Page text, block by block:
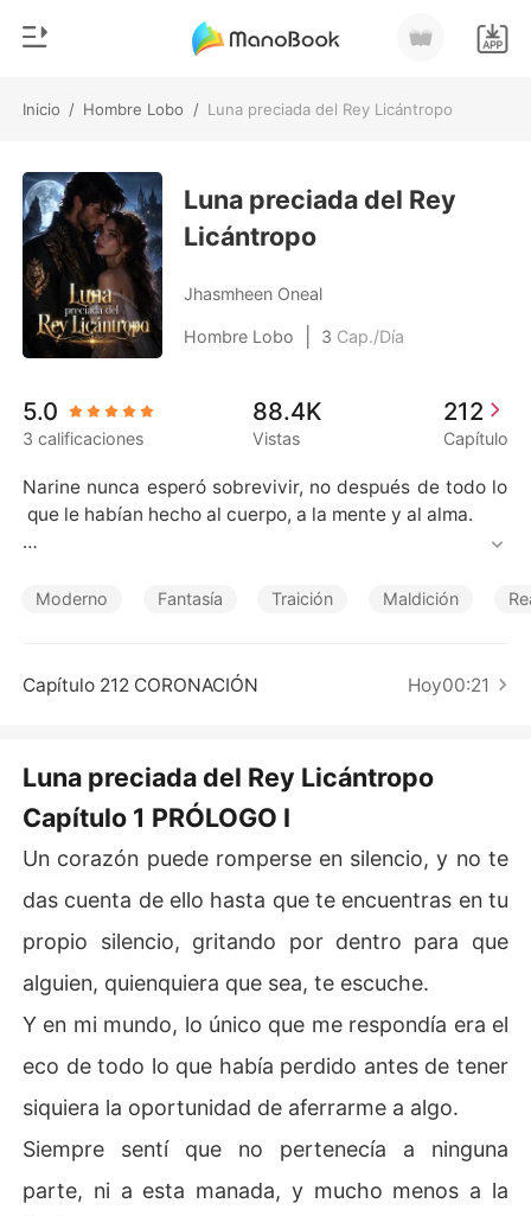
Inicio / Hombre Lobo / Luna preciada del Rey Licántropo
Recargar
Historia
Salir
Instalar APP
Género
Moderno
Hombre Lobo
Cuentos
Urbano
Luna preciada del Rey
Licántropo
Jhasmheen Oneal
Hombre Lobo 3 Cap./Día
5.0
3 calificaciones
88.4K
Vistas
212
Capítulo
Narine nunca esperó sobrevivir, no después de todo lo
que le habían hecho al cuerpo, a la mente y al alma.
e quedó bajo la protección de un hombre al que apenas
eja, Sargis había pasado años buscando a la compañer
a que el destino le había prometido. Nunca imaginó que
No quiso enamorarse de ella, pero lo hizo, rápida y prof
de permitir que alguien volviera a hacerle daño.
onvirtió poco a poco en algo íntimo y real.
Mientras la Corte murmuraba, el pasado los perseguía y
el futuro de ambos pendía de un hilo, su vínculo fue pue
sto a prueba una y otra vez.
Moderno Fantasía Traición Maldición
Capítulo 212 CORONACIÓN Hoy00:21
Luna preciada del Rey Licántropo
Capítulo 1 PRÓLOGO I
Un corazón puede romperse en silencio, y no te
das cuenta de ello hasta que te encuentras en tu
propio silencio, gritando por dentro para que
alguien, quienquiera que sea, te escuche.
Y en mi mundo, lo único que me respondía era el
eco de todo lo que había perdido antes de tener
siquiera la oportunidad de aferrarme a algo.
Siempre sentí que no pertenecía a ninguna
parte, ni a esta manada, y mucho menos a la